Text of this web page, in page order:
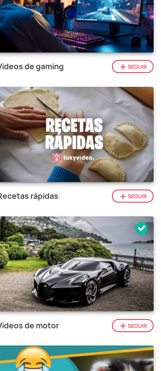
de gaming SEGUIR
rápidas SEGUIR
de motor SEGUIR